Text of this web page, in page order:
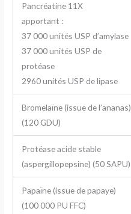
Pancréatine 11X
apportant :
37 000 unités USP d’amylase
37 000 unités USP de
protéase
2960 unités USP de lipase
Bromelaïne (issue de l’ananas)
(120 GDU)
Protéase acide stable
(aspergillopepsine) (50 SAPU)
Papaïne (issue de papaye)
(100 000 PU FFC)